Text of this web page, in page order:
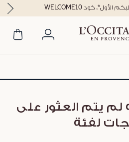
لم يتم العثور على
لفئة